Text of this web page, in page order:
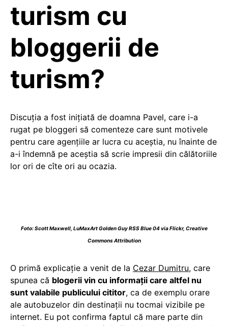
turism cu
bloggerii de
turism?
Discuţia a fost iniţiată de doamna Pavel, care i-a
rugat pe bloggeri să comenteze care sunt motivele
pentru care agenţiile ar lucra cu aceştia, nu înainte de
a-i îndemnă pe aceștia să scrie impresii din călătoriile
lor ori de cîte ori au ocazia.
Foto:Scott Maxwell, LuMaxArt Golden Guy RSS Blue 04via Flickr, Creative
Commons Attribution
O primă explicație a venit de la Cezar Dumitru, care
spunea că blogerii vin cu informații care altfel nu
sunt valabile publicului cititor, ca de exemplu orare
ale autobuzelor din destinații nu tocmai vizibile pe
internet. Eu pot confirma faptul că mare parte din